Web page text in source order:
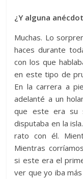
¿Y alguna
Muchas. Lo
haces durante
con los que
en este tipo de
En la carrera a
adelanté a un
que este era su
disputaba en la
rato con él.
Mientras
si este era el
ver que yo iba